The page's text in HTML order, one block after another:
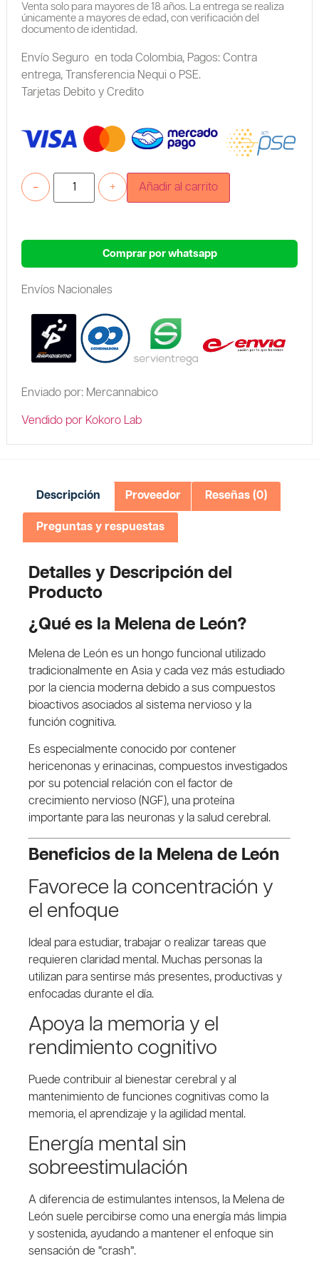
Venta solo para mayores de 18 años. La entrega se realiza
únicamente a mayores de edad, con verificación del
documento de identidad.
Envío Seguro en toda Colombia, Pagos: Contra
entrega,
Transferencia Nequi o PSE.
Tarjetas Debito y Credito
+
- Añadir al carrito
Comprar por whatsapp
Envíos Nacionales
Enviado por: Mercannabico
Vendido por Kokoro Lab
Descripción Proveedor Reseñas (0)
Preguntas y respuestas
Detalles y Descripción del
Producto
¿Qué es la Melena de León?
Melena de León es un hongo funcional utilizado
tradicionalmente en Asia y cada vez más estudiado
por la ciencia moderna debido a sus compuestos
bioactivos asociados al sistema nervioso y la
función cognitiva.
Es especialmente conocido por contener
hericenonas y erinacinas, compuestos investigados
por su potencial relación con el factor de
crecimiento nervioso (NGF), una proteína
importante para las neuronas y la salud cerebral.
Beneficios de la Melena de León
Favorece la concentración y
el enfoque
Ideal para estudiar, trabajar o realizar tareas que
requieren claridad mental. Muchas personas la
utilizan para sentirse más presentes, productivas y
enfocadas durante el día.
Apoya la memoria y el
rendimiento cognitivo
Puede contribuir al bienestar cerebral y al
mantenimiento de funciones cognitivas como la
memoria, el aprendizaje y la agilidad mental.
Energía mental sin
sobreestimulación
A diferencia de estimulantes intensos, la Melena de
León suele percibirse como una energía más limpia
y sostenida, ayudando a mantener el enfoque sin
sensación de “crash”.